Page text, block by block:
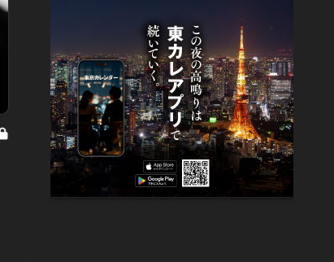
硝子の少年 Vol.5
硝子の少年：従順な恋人より、手に
入らぬ悪い女に目が眩む。ピュアな
男の卑しい想い
硝子の
硝子の
する彼
擦り切